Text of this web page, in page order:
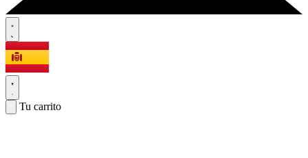
Tu carrito